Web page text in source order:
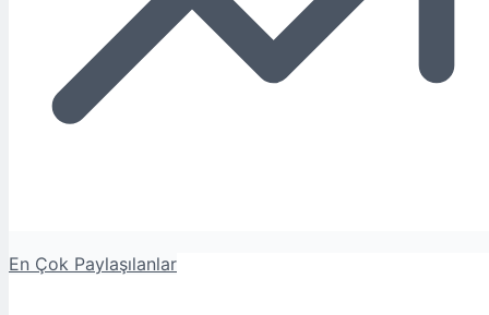
En Çok Paylaşılanlar